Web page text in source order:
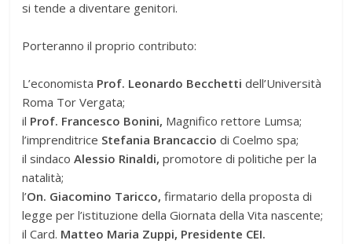
si tende a diventare genitori.
Porteranno il proprio contributo:
L’economista Prof. Leonardo Becchettidell’Università
Roma Tor Vergata;
il Prof. Francesco Bonini, Magnifico rettore Lumsa;
l’imprenditrice Stefania Brancaccio di Coelmo spa;
il sindacoAlessio Rinaldi, promotore di politiche per la
natalità;
l’On. Giacomino Taricco, firmatario della proposta di
legge per l’istituzione della Giornata della Vita nascente;
il Card. Matteo Maria Zuppi, Presidente CEI.